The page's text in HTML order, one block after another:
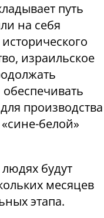
путь
на себя
израильское
производства
белой»
будут
месяцев
этапа.